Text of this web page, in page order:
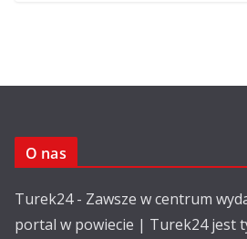
O nas
Turek24 - Zawsze w centrum
portal w powiecie | Turek24 jest